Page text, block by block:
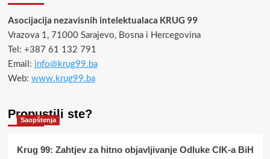
Asocijacija nezavisnih intelektualaca KRUG 99
Vrazova 1, 71000 Sarajevo, Bosna i Hercegovina
Tel: +387 61 132 791
Email: info@krug99.ba
Web: www.krug99.ba
Propustili ste?
Saopštenja
Krug 99: Zahtjev za hitno objavljivanje Odluke CIK-a BiH